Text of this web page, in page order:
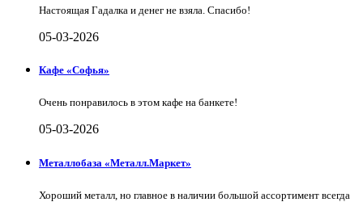
Настоящая Гадалка и денег не взяла. Спасибо!
05-03-2026
Кафе «Софья»
Очень понравилось в этом кафе на банкете!
05-03-2026
Металлобаза «Металл.Маркет»
Хороший металл, но главное в наличии большой ассортимент всегда